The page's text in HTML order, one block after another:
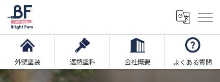
外壁塗装 遮熱塗料 会社概要 よくある質問